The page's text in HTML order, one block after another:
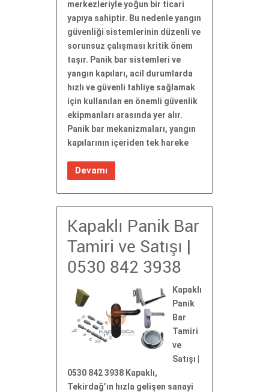
merkezleriyle yoğun bir ticari
yapıya sahiptir. Bu nedenle yangın
güvenliği sistemlerinin düzenli ve
sorunsuz çalışması kritik önem
taşır. Panik bar sistemleri ve
yangın kapıları, acil durumlarda
hızlı ve güvenli tahliye sağlamak
için kullanılan en önemli güvenlik
ekipmanları arasında yer alır.
Panik bar mekanizmaları, yangın
kapılarının içeriden tek hareke
Devamı
Kapaklı Panik Bar
Tamiri ve Satışı |
0530 842 3938
Kapaklı
Panik
Bar
Tamiri
ve
Satışı |
0530 842 3938 Kapaklı,
Tekirdağ’ın hızla gelişen sanayi